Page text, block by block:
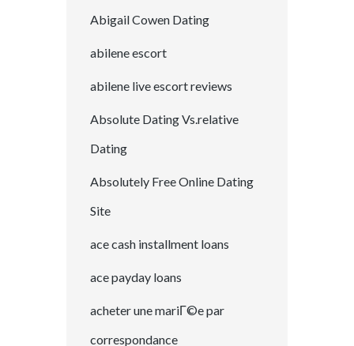
Abigail Cowen Dating
abilene escort
abilene live escort reviews
Absolute Dating Vs.relative
Dating
Absolutely Free Online Dating
Site
ace cash installment loans
ace payday loans
acheter une mariГ©e par
correspondance